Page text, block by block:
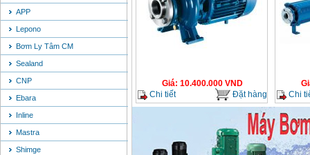
APP
Lepono
Bơm Ly Tâm CM
Sealand
CNP
Ebara
Inline
Mastra
Shimge
Giá: 10.400.000 VND
Chi tiết
Đặt hàng
Chi